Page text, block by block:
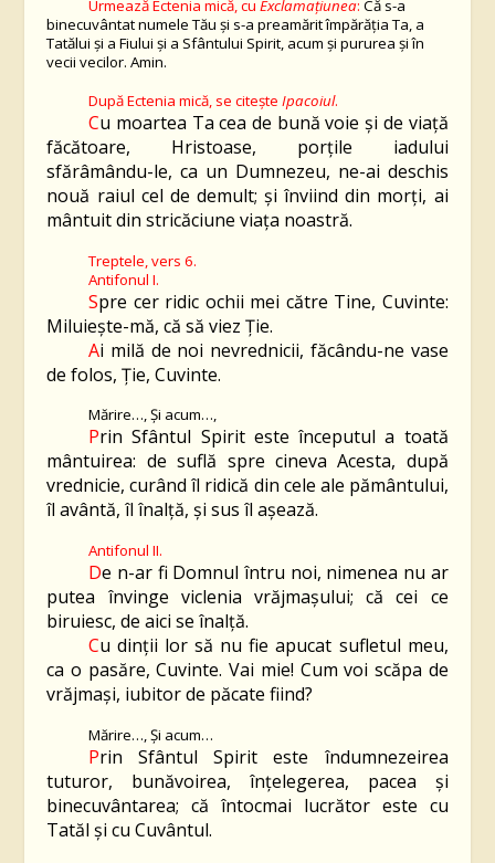
Urmează Ectenia mică, cuExclamațiunea: Că s-a
binecuvântat numele Tău și s-a preamărit împărăția Ta, a
Tatălui și a Fiului și a Sfântului Spirit, acum și pururea și în
vecii vecilor. Amin.
După Ectenia mică, se citeșteIpacoiul.
Cu moartea Ta cea de bună voie şi de viaţă
făcătoare, Hristoase, porţile iadului
sfărâmându-le, ca un Dumnezeu, ne-ai deschis
nouă raiul cel de demult; şi înviind din morţi, ai
mântuit din stricăciune viaţa noastră.
Treptele, vers 6.
Antifonul I.
Spre cer ridic ochii mei către Tine, Cuvinte:
Miluieşte-mă, că să viez Ție.
Ai milă de noi nevrednicii, făcându-ne vase
de folos, Ție, Cuvinte.
Mărire…, Şi acum…,
Prin Sfântul Spirit este începutul a toată
mântuirea: de suflă spre cineva Acesta, după
vrednicie, curând îl ridică din cele ale pământului,
îl avântă, îl înalţă, şi sus îl aşează.
Antifonul II.
De n-ar fi Domnul întru noi, nimenea nu ar
putea învinge viclenia vrăjmașului; că cei ce
biruiesc, de aici se înalță.
Cu dinţii lor să nu fie apucat sufletul meu,
ca o pasăre, Cuvinte. Vai mie! Cum voi scăpa de
vrăjmași, iubitor de păcate fiind?
Mărire…, Şi acum…
Prin Sfântul Spirit este îndumnezeirea
tuturor, bunăvoirea, înţelegerea, pacea şi
binecuvântarea; că întocmai lucrător este cu
Tatăl şi cu Cuvântul.